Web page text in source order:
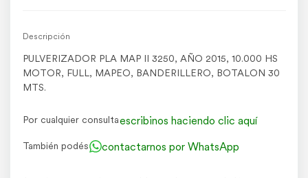
Descripción
PULVERIZADOR PLA MAP II 3250, AÑO 2015, 10.000 HS
MOTOR, FULL, MAPEO, BANDERILLERO, BOTALON 30
MTS.
Por cualquier consultaescribinos haciendo clic aquí
También podés contactarnos por WhatsApp